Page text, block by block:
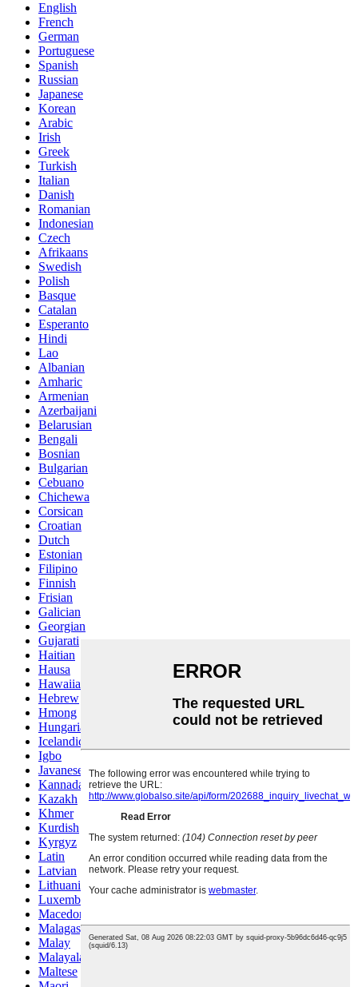
English
French
German
Portuguese
Spanish
Russian
Japanese
Korean
Arabic
Irish
Greek
Turkish
Italian
Danish
Romanian
Indonesian
Czech
Afrikaans
Swedish
Polish
Basque
Catalan
Esperanto
Hindi
Lao
Albanian
Amharic
Armenian
Azerbaijani
Belarusian
Bengali
Bosnian
Bulgarian
Cebuano
Chichewa
Corsican
Croatian
Dutch
Estonian
Filipino
Finnish
Frisian
Galician
Georgian
Gujarati
Haitian
Hausa
Hawaiian
Hebrew
Hmong
Hungarian
Icelandic
Igbo
Javanese
Kannada
Kazakh
Khmer
Kurdish
Kyrgyz
Latin
Latvian
Lithuanian
Luxembou..
Macedonian
Malagasy
Malay
Malayalam
Maltese